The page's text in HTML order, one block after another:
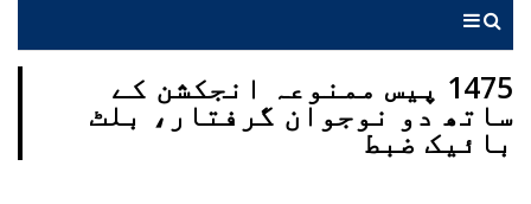
1475 پیس ممنوعہ انجکشن کے
ساتھ دو نوجوان گرفتار، بلٹ
بائیک ضبط